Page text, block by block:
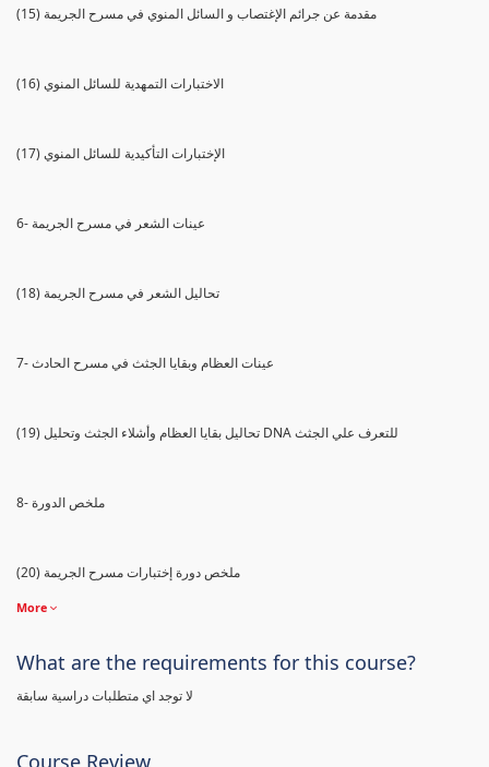
(15) مقدمة عن جرائم الإغتصاب و السائل المنوي في مسرح الجريمة
(16) الاختبارات التمهدية للسائل المنوي
(17) الإختبارات التأكيدية للسائل المنوي
6- عينات الشعر في مسرح الجريمة
(18) تحاليل الشعر في مسرح الجريمة
7- عينات العظام وبقايا الجثث في مسرح الحادث
(19) تحاليل بقايا العظام وأشلاء الجثث وتحليل DNA للتعرف علي الجثث
8- ملخص الدورة
(20) ملخص دورة إختبارات مسرح الجريمة
More
What are the requirements for this course?
لا توجد اي متطلبات دراسية سابقة
Course Review